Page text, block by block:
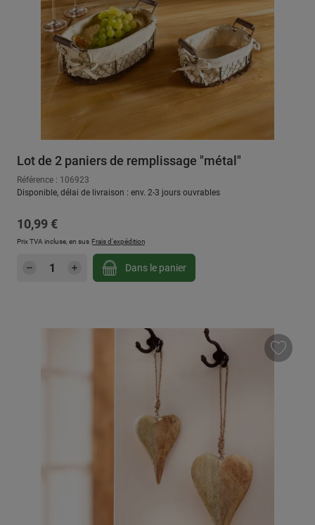
Lot de 2 paniers de remplissage "métal"
Référence : 106923
Disponible, délai de livraison : env. 2-3 jours ouvrables
Prix régulier :
10,99 €
Prix TVA incluse, en sus Frais d'expédition
Quantité de produit : Entrez la quantité
Dans le panier